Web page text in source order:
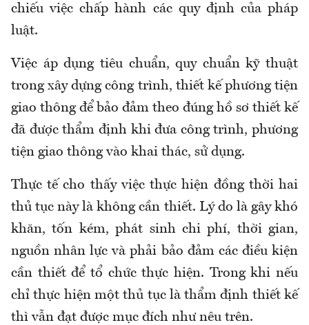
chiếu việc chấp hành các quy định của pháp
luật.
Việc áp dụng tiêu chuẩn, quy chuẩn kỹ thuật
trong xây dựng công trình, thiết kế phương tiện
giao thông để bảo đảm theo đúng hồ sơ thiết kế
đã được thẩm định khi đưa công trình, phương
tiện giao thông vào khai thác, sử dụng.
Thực tế cho thấy việc thực hiện đồng thời hai
thủ tục này là không cần thiết. Lý do là gây khó
khăn, tốn kém, phát sinh chi phí, thời gian,
nguồn nhân lực và phải bảo đảm các điều kiện
cần thiết để tổ chức thực hiện. Trong khi nếu
chỉ thực hiện một thủ tục là thẩm định thiết kế
thì vẫn đạt được mục đích như nêu trên.